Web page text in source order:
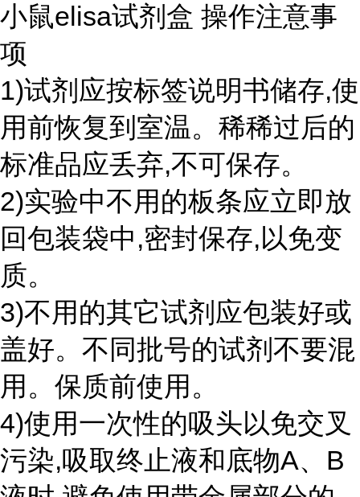
小鼠elisa试剂盒 操作注意事
项
1)试剂应按标签说明书储存,使
用前恢复到室温。稀稀过后的
标准品应丢弃,不可保存。
2)实验中不用的板条应立即放
回包装袋中,密封保存,以免变
质。
3)不用的其它试剂应包装好或
盖好。不同批号的试剂不要混
用。保质前使用。
4)使用一次性的吸头以免交叉
污染,吸取终止液和底物A、B